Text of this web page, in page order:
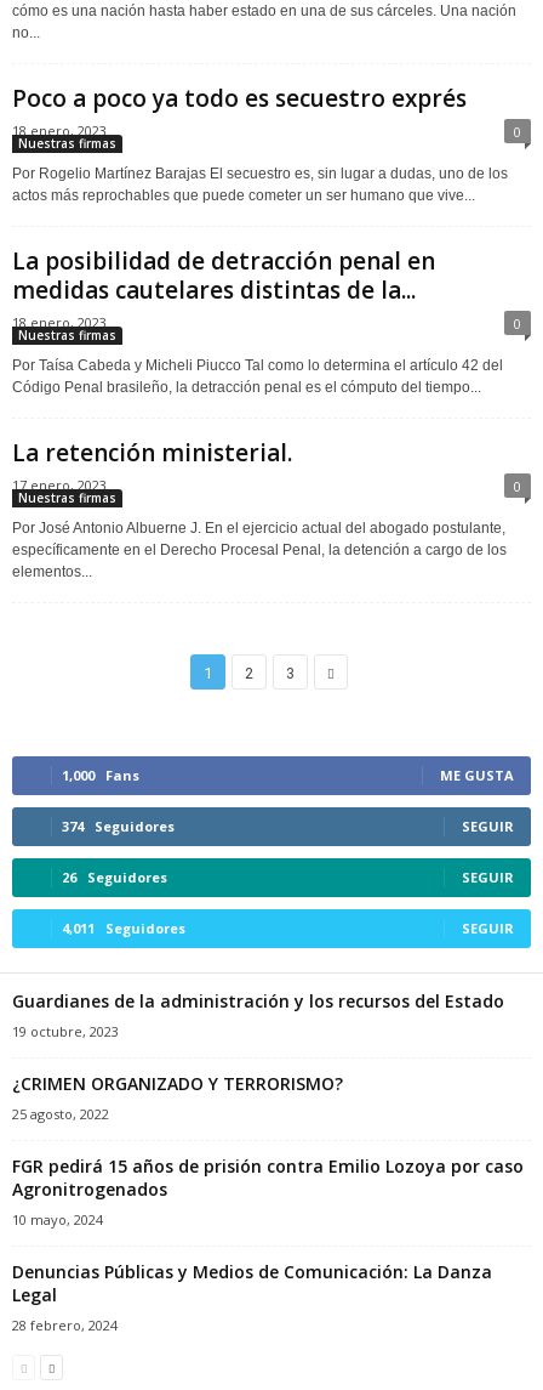
cómo es una nación hasta haber estado en una de sus cárceles. Una nación
no...
Poco a poco ya todo es secuestro exprés
18 enero, 2023 0
Nuestras firmas
Por Rogelio Martínez Barajas El secuestro es, sin lugar a dudas, uno de los
actos más reprochables que puede cometer un ser humano que vive...
La posibilidad de detracción penal en
medidas cautelares distintas de la...
18 enero, 2023 0
Nuestras firmas
Por Taísa Cabeda y Micheli Piucco Tal como lo determina el artículo 42 del
Código Penal brasileño, la detracción penal es el cómputo del tiempo...
La retención ministerial.
17 enero, 2023 0
Nuestras firmas
Por José Antonio Albuerne J. En el ejercicio actual del abogado postulante,
específicamente en el Derecho Procesal Penal, la detención a cargo de los
elementos...
1 2 3
1,000 Fans ME GUSTA
374 Seguidores SEGUIR
26 Seguidores SEGUIR
4,011 Seguidores SEGUIR
Guardianes de la administración y los recursos del Estado
19 octubre, 2023
¿CRIMEN ORGANIZADO Y TERRORISMO?
25 agosto, 2022
FGR pedirá 15 años de prisión contra Emilio Lozoya por caso
Agronitrogenados
10 mayo, 2024
Denuncias Públicas y Medios de Comunicación: La Danza
Legal
28 febrero, 2024